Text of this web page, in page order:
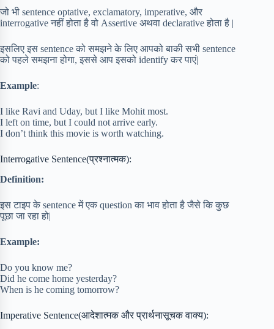
जो भी sentence optative, exclamatory, imperative, और
interrogative नहीं होता है वो Assertive अथवा declarative होता है |
इसलिए इस sentence को समझने के लिए आपको बाकी सभी sentence
को पहले समझना होगा, इससे आप इसको identify कर पाएं|
Example:
I like Ravi and Uday, but I like Mohit most.
I left on time, but I could not arrive early.
I don’t think this movie is worth watching.
Interrogative Sentence(प्रश्नात्मक):
Definition:
इस टाइप के sentence में एक question का भाव होता है जैसे कि कुछ
पूछा जा रहा हो|
Example:
Do you know me?
Did he come home yesterday?
When is he coming tomorrow?
Imperative Sentence(आदेशात्मक और प्रार्थनासूचक वाक्य):